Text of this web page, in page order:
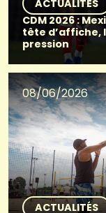
ACTUALITÉS
CDM 2026 :
tête d’affiche,
pression
08/06/2026
ACTUALITÉS